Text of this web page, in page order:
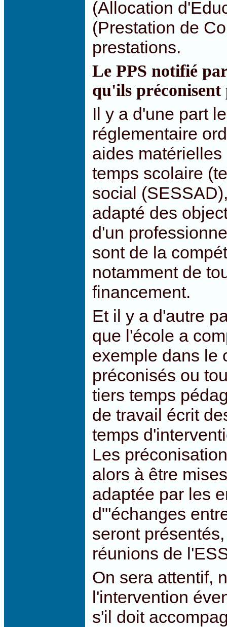
(Allocation
(Prestation de
prestations.
Le PPS notifié
qu'ils préconisent
Il y a d'une part
réglementaire
aides
temps scolaire
social
adapté des
d'un
sont de la
notamment de
financement.
Et il y a d'autre
que l'école a
exemple dans le
préconisés ou
tiers temps
de travail écrit
temps
Les
alors à être
adaptée par les
d"'échanges
seront
réunions de
On sera attentif,
l'intervention
s'il doit